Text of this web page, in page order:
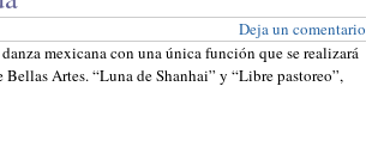
Deja un comentario
mexicana con una única función que se realizará
Artes. “Luna de Shanhai” y “Libre pastoreo”,